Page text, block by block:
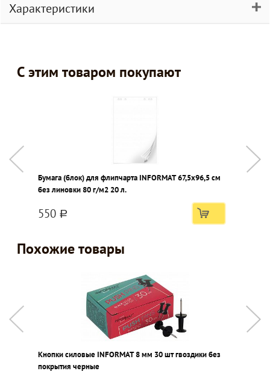
Характеристики
С этим товаром покупают
Бумага (блок) для флипчарта INFORMAT 67,5х96,5 см
без линовки 80 г/м2 20 л.
550 a
Похожие товары
Кнопки силовые INFORMAT 8 мм 30 шт гвоздики без
покрытия черные